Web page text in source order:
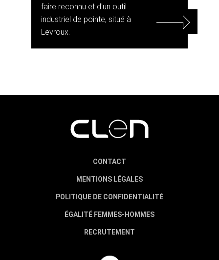
faire reconnu et d'un outil
industriel de pointe, situé à
Levroux.
CONTACT
MENTIONS LÉGALES
POLITIQUE DE CONFIDENTIALITÉ
ÉGALITÉ FEMMES-HOMMES
RECRUTEMENT